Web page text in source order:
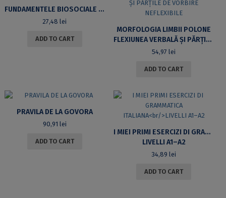
FUNDAMENTELE BIOSOCIALE ALE LIMBII
27,48lei
ADD TO CART
MORFOLOGIA LIMBII POLONE
FLEXIUNEA VERBALĂ ȘI PĂRȚILE DE VORBIRE NEFLEXIBILE
54,97lei
ADD TO CART
PRAVILA DE LA GOVORA
90,91 lei
ADD TO CART
I MIEI PRIMI ESERCIZI DI GRAMMATICA ITALIANA
LIVELLI A1–A2
34,89lei
ADD TO CART